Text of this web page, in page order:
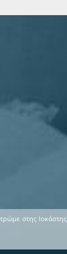
στης Ιοκάστης